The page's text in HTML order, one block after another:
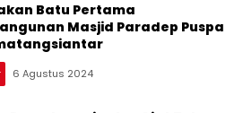
Batu Pertama
Masjid Paradep Puspa
6 Agustus 2024